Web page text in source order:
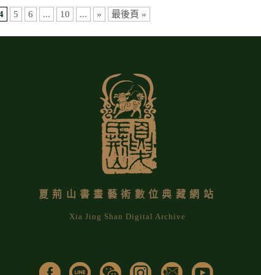
5 6 ... 10 ... » 最後頁 »
夏荊山書畫藝術數位典藏網站
Xia Jing Shan Digital Archive